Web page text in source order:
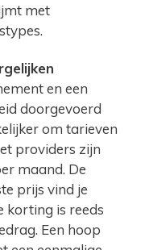
met
en een
doorgevoerd
om tarieven
providers zijn
maand. De
prijs vind je
korting is reeds
Een hoop